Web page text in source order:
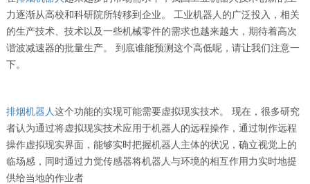
力逐渐从高校和科研院所转移到企业。 工业机器人的广泛投入，相关
的生产技术、技术以及一些机械零件的需求也越来越大，期待着高次
谐波减速器的批量生产。 到底谁能预测这个高低呢，请让我们注意一
下。
排烟机器人这个功能的实现可能需要虚拟现实技术。 现在，很多研究
者认为通过将虚拟现实技术应用于机器人的远程操作，通过制作远程
操作虚拟现实界面，能够实时把握机器人主体的状况，确立视觉上的
临场感，同时通过力觉传感器将机器人与环境的相互作用力实时地提
供给当地的作业者